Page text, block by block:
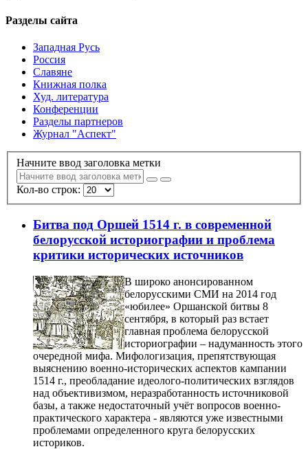
Разделы сайта
Западная Русь
Россия
Славяне
Книжная полка
Худ. литература
Конференции
Разделы партнеров
Журнал "Аспект"
Начните ввод заголовка метки
Кол-во строк:
Битва под Оршей 1514 г. в современной
белорусской историографии и проблема
критики исторических источников
В широко анонсированном
белорусскими СМИ на 2014 год
«юбилее» Оршанской битвы 8
сентября, в который раз встает
главная проблема белорусской
историографии – надуманность этого
очередной мифа. Мифологизация, препятствующая
выяснению военно-исторических аспектов кампании
1514 г., преобладание идеолого-политических взглядов
над объективизмом, неразработанность источниковой
базы, а также недостаточный учёт вопросов военно-
практического характера - являются уже известными
проблемами определенного круга белорусских
историков.